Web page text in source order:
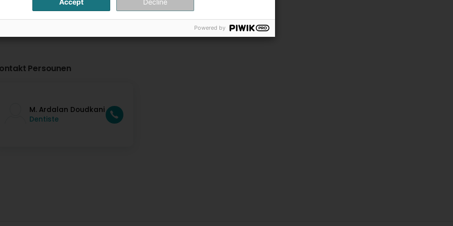
Persounen
M. Ardalan Doudkani
Dentiste
Accept Decline
Powered by